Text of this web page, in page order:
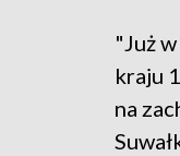
"Już
kraju
na